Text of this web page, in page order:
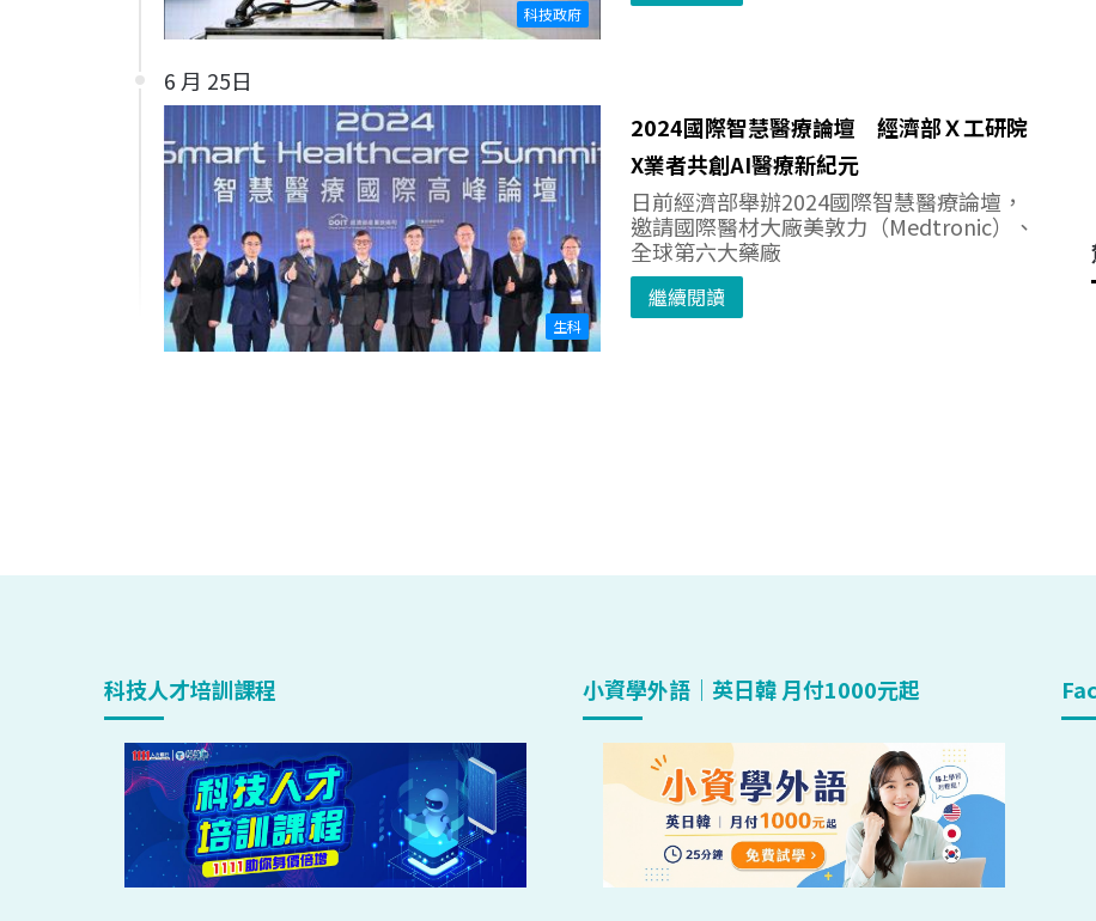
科技政府
6 月 25日
生科
2024國際智慧醫療論壇 經濟部Ｘ工研院
X業者共創AI醫療新紀元
日前經濟部舉辦2024國際智慧醫療論壇，
邀請國際醫材大廠美敦力（Medtronic）、
全球第六大藥廠
繼續閱讀
科技人才培訓課程 小資學外語｜英日韓 月付1000元起